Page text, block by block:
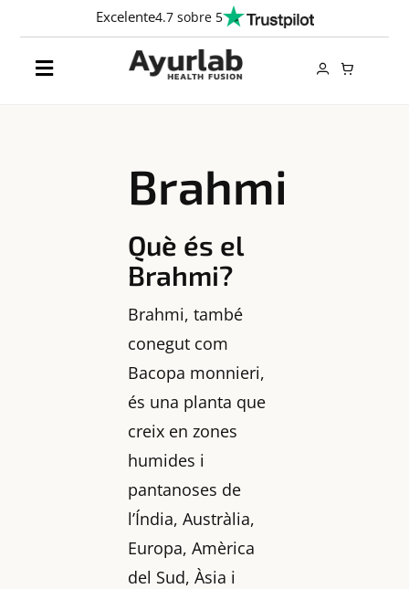
content
Excelente4.7 sobre 5
Toggle
Ingredients
Empresa
Contacta
CA
Brahmi
Què és el
Brahmi?
Brahmi, també
conegut com
Bacopa monnieri,
és una planta que
creix en zones
humides i
pantanoses de
l’Índia, Austràlia,
Europa, Amèrica
del Sud, Àsia i